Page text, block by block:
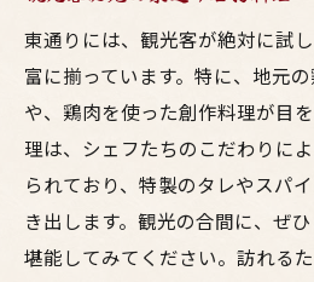
東通りには、観光客が絶対に試
富に揃っています。特に、地元
や、鶏肉を使った創作料理が目
理は、シェフたちのこだわりに
られており、特製のタレやスパ
き出します。観光の合間に、ぜ
堪能してみてください。訪れる